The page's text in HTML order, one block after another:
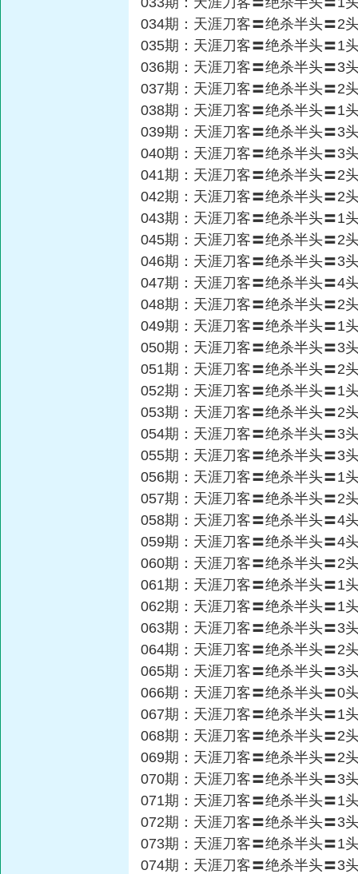
034期：天涯刀客〓绝杀半头〓2
035期：天涯刀客〓绝杀半头〓1
036期：天涯刀客〓绝杀半头〓3
037期：天涯刀客〓绝杀半头〓2
038期：天涯刀客〓绝杀半头〓1
039期：天涯刀客〓绝杀半头〓3
040期：天涯刀客〓绝杀半头〓3
041期：天涯刀客〓绝杀半头〓2
042期：天涯刀客〓绝杀半头〓2
043期：天涯刀客〓绝杀半头〓1
045期：天涯刀客〓绝杀半头〓2
046期：天涯刀客〓绝杀半头〓3
047期：天涯刀客〓绝杀半头〓4
048期：天涯刀客〓绝杀半头〓2
049期：天涯刀客〓绝杀半头〓1
050期：天涯刀客〓绝杀半头〓3
051期：天涯刀客〓绝杀半头〓2
052期：天涯刀客〓绝杀半头〓1
053期：天涯刀客〓绝杀半头〓2
054期：天涯刀客〓绝杀半头〓3
055期：天涯刀客〓绝杀半头〓3
056期：天涯刀客〓绝杀半头〓1
057期：天涯刀客〓绝杀半头〓2
058期：天涯刀客〓绝杀半头〓4
059期：天涯刀客〓绝杀半头〓4
060期：天涯刀客〓绝杀半头〓2
061期：天涯刀客〓绝杀半头〓1
062期：天涯刀客〓绝杀半头〓1
063期：天涯刀客〓绝杀半头〓3
064期：天涯刀客〓绝杀半头〓2
065期：天涯刀客〓绝杀半头〓3
066期：天涯刀客〓绝杀半头〓0
067期：天涯刀客〓绝杀半头〓1
068期：天涯刀客〓绝杀半头〓2
069期：天涯刀客〓绝杀半头〓2
070期：天涯刀客〓绝杀半头〓3
071期：天涯刀客〓绝杀半头〓1
072期：天涯刀客〓绝杀半头〓3
073期：天涯刀客〓绝杀半头〓1
074期：天涯刀客〓绝杀半头〓3